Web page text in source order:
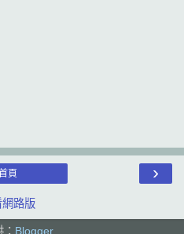
›
頁
網路版
Blogger.